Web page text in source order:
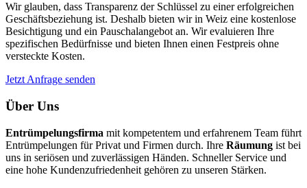
Wir glauben, dass Transparenz der Schlüssel zu einer erfolgreichen
Geschäftsbeziehung ist. Deshalb bieten wir in Weiz eine kostenlose
Besichtigung und ein Pauschalangebot an. Wir evaluieren Ihre
spezifischen Bedürfnisse und bieten Ihnen einen Festpreis ohne
versteckte Kosten.
Jetzt Anfrage senden
Über Uns
Entrümpelungsfirma mit kompetentem und erfahrenem Team führt
Entrümpelungen für Privat und Firmen durch. Ihre Räumung ist bei
uns in seriösen und zuverlässigen Händen. Schneller Service und
eine hohe Kundenzufriedenheit gehören zu unseren Stärken.